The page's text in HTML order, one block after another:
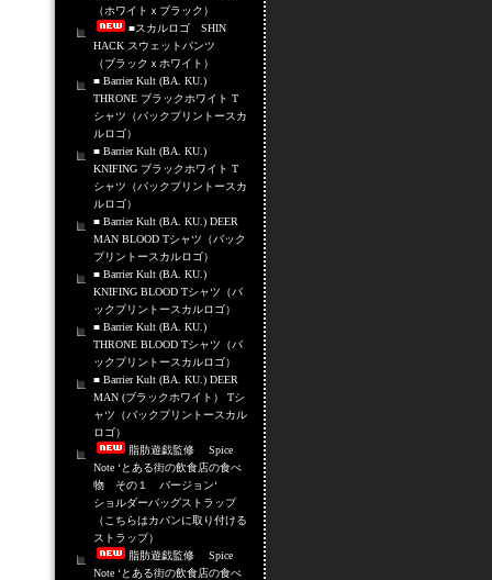
（ホワイトｘブラック）
■スカルロゴ SHIN
HACK スウェットパンツ
（ブラックｘホワイト）
■ Barrier Kult (BA. KU.)
THRONE ブラックホワイト T
シャツ（バックプリントースカ
ルロゴ）
■ Barrier Kult (BA. KU.)
KNIFING ブラックホワイト T
シャツ（バックプリントースカ
ルロゴ）
■ Barrier Kult (BA. KU.) DEER
MAN BLOOD Tシャツ（バック
プリントースカルロゴ）
■ Barrier Kult (BA. KU.)
KNIFING BLOOD Tシャツ（バ
ックプリントースカルロゴ）
■ Barrier Kult (BA. KU.)
THRONE BLOOD Tシャツ（バ
ックプリントースカルロゴ）
■ Barrier Kult (BA. KU.) DEER
MAN (ブラックホワイト） Tシ
ャツ（バックプリントースカル
ロゴ）
脂肪遊戯監修 Spice
Note ‘とある街の飲食店の食べ
物 その１ バージョン‘
ショルダーバッグストラップ
（こちらはカバンに取り付ける
ストラップ）
脂肪遊戯監修 Spice
Note ‘とある街の飲食店の食べ